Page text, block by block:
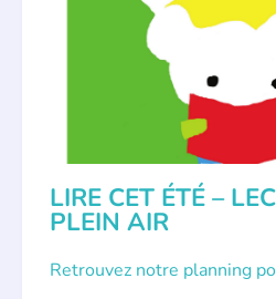
LITTÉRATURE JEUNESSE
LIRE CET ÉTÉ –
PLEIN AIR
Retrouvez notre planning